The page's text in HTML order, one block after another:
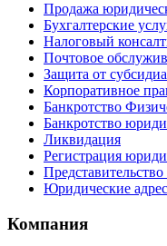
Продажа
Бухгалтерские
Налоговый
Почтовое
Защита от
Корпоративное
Банкротство
Банкротство
Ликвидация
Регистрация
Юридические
Компания